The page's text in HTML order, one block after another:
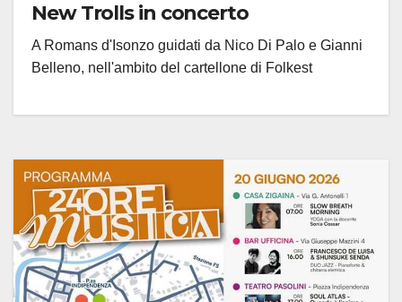
New Trolls in concerto
A Romans d'Isonzo guidati da Nico Di Palo e Gianni
Belleno, nell'ambito del cartellone di Folkest